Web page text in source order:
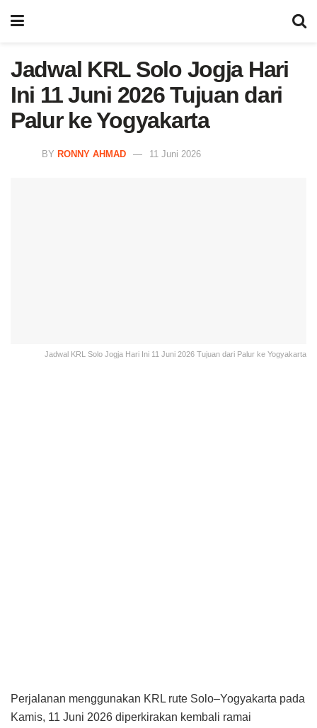
Jadwal KRL Solo Jogja Hari
Ini 11 Juni 2026 Tujuan dari
Palur ke Yogyakarta
BY RONNY AHMAD 11 Juni 2026
Jadwal KRL Solo Jogja Hari Ini 11 Juni 2026 Tujuan dari Palur ke Yogyakarta
Perjalanan menggunakan KRL rute Solo–Yogyakarta pada
Kamis, 11 Juni 2026 diperkirakan kembali ramai